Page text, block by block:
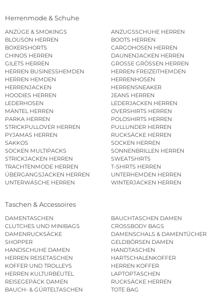
Herrenmode & Schuhe
ANZÜGE & SMOKINGS
ANZUGSSCHUHE HERREN
BLOUSON HERREN
BOOTS HERREN
BOXERSHORTS
CARGOHOSEN HERREN
CHINOS HERREN
DAUNENJACKEN HERREN
GILETS HERREN
GROSSE GRÖSSEN HERREN
HERREN BUSINESSHEMDEN
HERREN FREIZEITHEMDEN
HERREN HEMDEN
HERRENHOSEN
HERRENJACKEN
HERRENSNEAKER
HOODIES HERREN
JEANS HERREN
LEDERHOSEN
LEDERJACKEN HERREN
MÄNTEL HERREN
OVERSHIRTS HERREN
PARKA HERREN
POLOSHIRTS HERREN
STRICKPULLOVER HERREN
PULLUNDER HERREN
PYJAMAS HERREN
RUCKSÄCKE HERREN
SAKKOS
SOCKEN HERREN
SOCKEN MULTIPACKS
SONNENBRILLEN HERREN
STRICKJACKEN HERREN
SWEATSHIRTS
TRACHTENMODE HERREN
T-SHIRTS HERREN
ÜBERGANGSJACKEN HERREN
UNTERHEMDEN HERREN
UNTERWÄSCHE HERREN
WINTERJACKEN HERREN
Taschen & Accessoires
DAMENTASCHEN
BAUCHTASCHEN DAMEN
CLUTCHES UND MINIBAGS
CROSSBODY BAGS
DAMENRUCKSÄCKE
DAMENSCHALS & DAMENTÜCHER
SHOPPER
GELDBÖRSEN DAMEN
HANDSCHUHE DAMEN
HANDTASCHEN
HERREN REISETASCHEN
HARTSCHALENKOFFER
KOFFER UND TROLLEYS
HERREN KOFFER
HERREN KULTURBEUTEL
LAPTOPTASCHEN
REISEGEPÄCK DAMEN
RUCKSÄCKE HERREN
BAUCH- & GÜRTELTASCHEN
TOTE BAG